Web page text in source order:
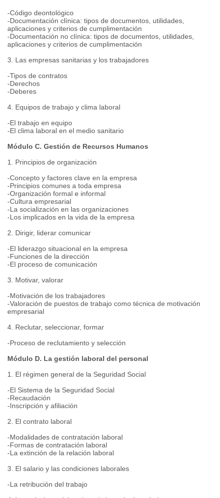
-Código deontológico
-Documentación clínica: tipos de documentos, utilidades,
aplicaciones y criterios de cumplimentación
-Documentación no clínica: tipos de documentos, utilidades,
aplicaciones y criterios de cumplimentación
3. Las empresas sanitarias y los trabajadores
-Tipos de contratos
-Derechos
-Deberes
4. Equipos de trabajo y clima laboral
-El trabajo en equipo
-El clima laboral en el medio sanitario
Módulo C. Gestión de Recursos Humanos
1. Principios de organización
-Concepto y factores clave en la empresa
-Principios comunes a toda empresa
-Organización formal e informal
-Cultura empresarial
-La socialización en las organizaciones
-Los implicados en la vida de la empresa
2. Dirigir, liderar comunicar
-El liderazgo situacional en la empresa
-Funciones de la dirección
-El proceso de comunicación
3. Motivar, valorar
-Motivación de los trabajadores
-Valoración de puestos de trabajo como técnica de motivación
empresarial
4. Reclutar, seleccionar, formar
-Proceso de reclutamiento y selección
Módulo D. La gestión laboral del personal
1. El régimen general de la Seguridad Social
-El Sistema de la Seguridad Social
-Recaudación
-Inscripción y afiliación
2. El contrato laboral
-Modalidades de contratación laboral
-Formas de contratación laboral
-La extinción de la relación laboral
3. El salario y las condiciones laborales
-La retribución del trabajo